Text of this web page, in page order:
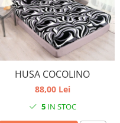
HUSA COCOLINO
88,00 Lei
5IN STOC